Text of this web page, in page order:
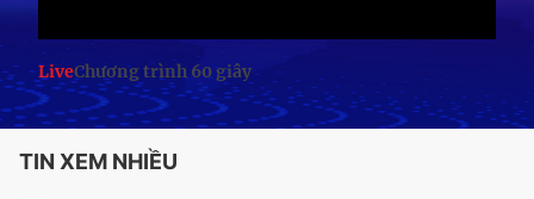
LiveChương trình 60 giây
TIN XEM NHIỀU